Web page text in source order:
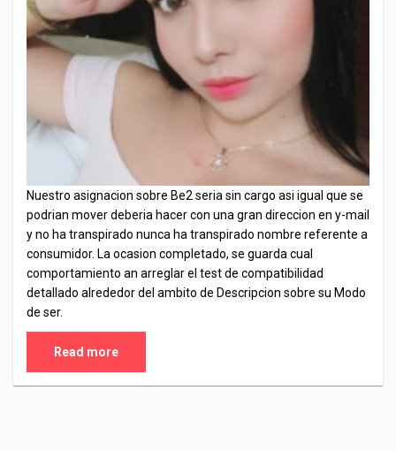
Nuestro asignacion sobre Be2 seria sin cargo asi igual que se
podrian mover deberia hacer con una gran direccion en y-mail
y no ha transpirado nunca ha transpirado nombre referente a
consumidor. La ocasion completado, se guarda cual
comportamiento an arreglar el test de compatibilidad
detallado alrededor del ambito de Descripcion sobre su Modo
de ser.
Read more